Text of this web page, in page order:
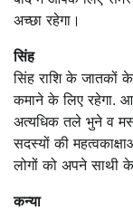
अच्छा रहेगा।
सिंह
सिंह राशि के जातकों
कमाने के लिए रहेगा.
अत्यधिक तले भुने व
सदस्यों की
लोगों को अपने साथी
कन्या